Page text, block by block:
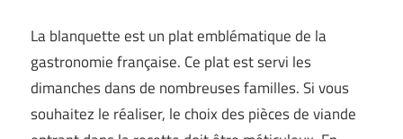
La blanquette est un plat emblématique de la
gastronomie française. Ce plat est servi les
dimanches dans de nombreuses familles. Si vous
souhaitez le réaliser, le choix des pièces de viande